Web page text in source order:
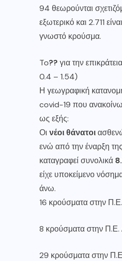
94 θεωρούνται
εξωτερικό και 2.711
γνωστό κρούσμα.
To?? για την
0.4 – 1.54)
Η γεωγραφική
covid-19 που
ως εξής:
Οι νέοι θάνατοι
ενώ από την έναρξη
καταγραφεί συνολικά
είχε υποκείμενο
άνω.
16 κρούσματα στην
8 κρούσματα στην Π.Ε.
29 κρούσματα στην